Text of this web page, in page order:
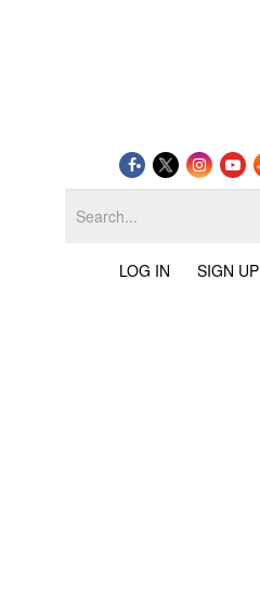
LOG IN SIGN UP